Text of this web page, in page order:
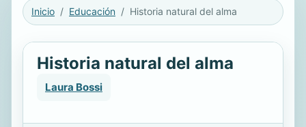
Inicio Educación Historia natural del alma
Historia natural del alma
Laura Bossi